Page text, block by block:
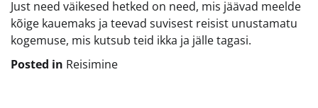
Just need väikesed hetked on need, mis jäävad meelde
kõige kauemaks ja teevad suvisest reisist unustamatu
kogemuse, mis kutsub teid ikka ja jälle tagasi.
Posted in Reisimine